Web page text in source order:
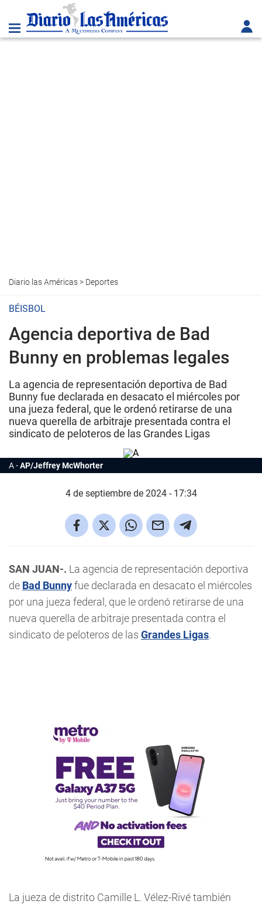
Diario las Américas> Deportes
BÉISBOL
Agencia deportiva de Bad
Bunny en problemas legales
La agencia de representación deportiva de Bad
Bunny fue declarada en desacato el miércoles por
una jueza federal, que le ordenó retirarse de una
nueva querella de arbitraje presentada contra el
sindicato de peloteros de las Grandes Ligas
A AP/Jeffrey McWhorter
4 de septiembre de 2024 - 17:34
SAN JUAN-. La agencia de representación deportiva
de Bad Bunnyfue declarada en desacato el miércoles
por una jueza federal, que le ordenó retirarse de una
nueva querella de arbitraje presentada contra el
sindicato de peloteros de las Grandes Ligas.
La jueza de distrito Camille L. Vélez-Rivé también